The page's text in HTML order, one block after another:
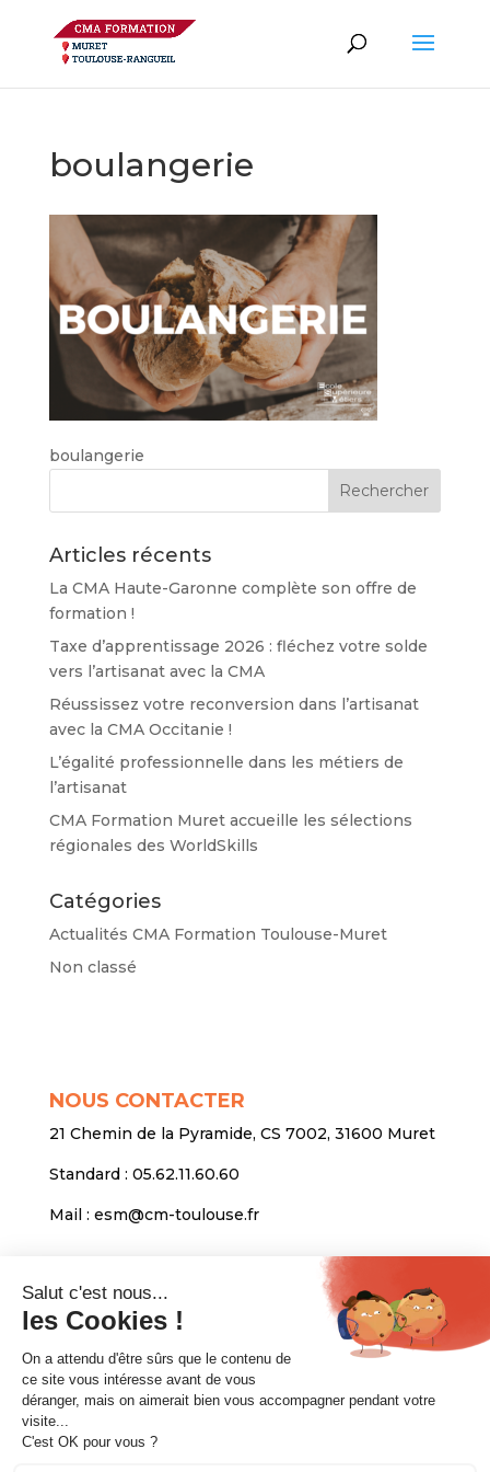
boulangerie
boulangerie
Articles récents
La CMA Haute-Garonne complète son offre de
formation !
Taxe d’apprentissage 2026 : fléchez votre solde
vers l’artisanat avec la CMA
Réussissez votre reconversion dans l’artisanat
avec la CMA Occitanie !
L’égalité professionnelle dans les métiers de
l’artisanat
CMA Formation Muret accueille les sélections
régionales des WorldSkills
Catégories
Actualités CMA Formation Toulouse-Muret
Non classé
NOUS CONTACTER
21 Chemin de la Pyramide, CS 7002, 31600 Muret
Standard : 05.62.11.60.60
Mail : esm@cm-toulouse.fr
INFORMATIONS
Mentions légales
Protection des données personnelles
Venir nous voir